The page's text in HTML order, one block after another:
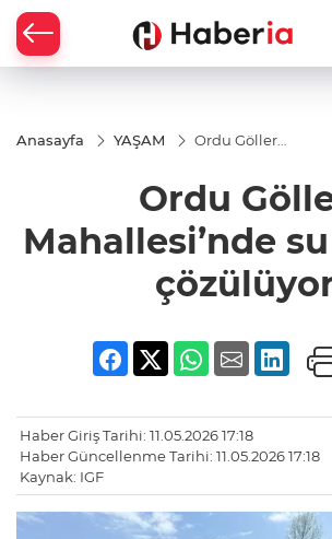
Anasayfa YAŞAM
Ordu Göller
çözülüyor
Ordu
Mahallesi’nde
Haber Giriş Tarihi: 11.05.2026 17:18
Haber Güncellenme Tarihi: 11.05.2026 17:18
Kaynak: IGF